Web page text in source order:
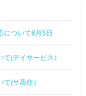
について8月5日
(デイサービス）
(サ高住）